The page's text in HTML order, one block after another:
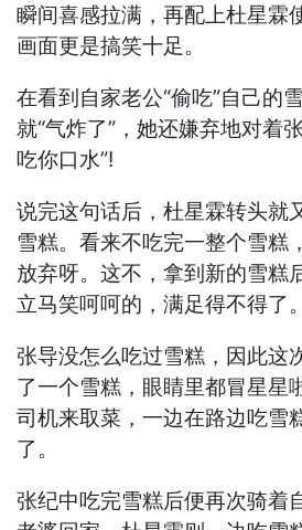
瞬间喜感拉满，再配上杜星霖
画面更是搞笑十足。
在看到自家老公“偷吃”自己的
就“气炸了”，她还嫌弃地对着
吃你口水”!
说完这句话后，杜星霖转头就
雪糕。看来不吃完一整个雪糕
放弃呀。这不，拿到新的雪糕
立马笑呵呵的，满足得不得了。
张导没怎么吃过雪糕，因此这
了一个雪糕，眼睛里都冒星星
司机来取菜，一边在路边吃雪
了。
张纪中吃完雪糕后便再次骑着